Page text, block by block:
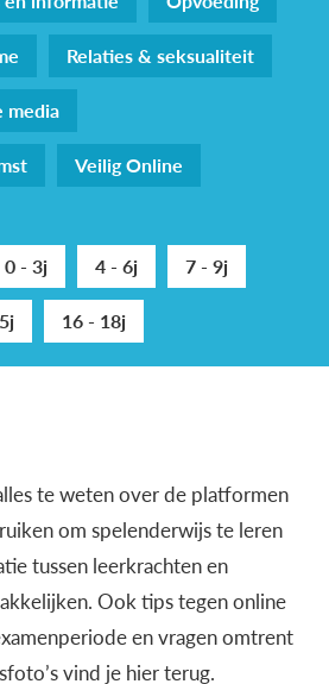
Relaties & seksualiteit
media
Veilig Online
0 - 3j 4 - 6j
7 - 9j
16 - 18j
te weten over de platformen
om spelenderwijs te leren
tussen leerkrachten en
Ook tips tegen online
en vragen omtrent
vind je hier terug.